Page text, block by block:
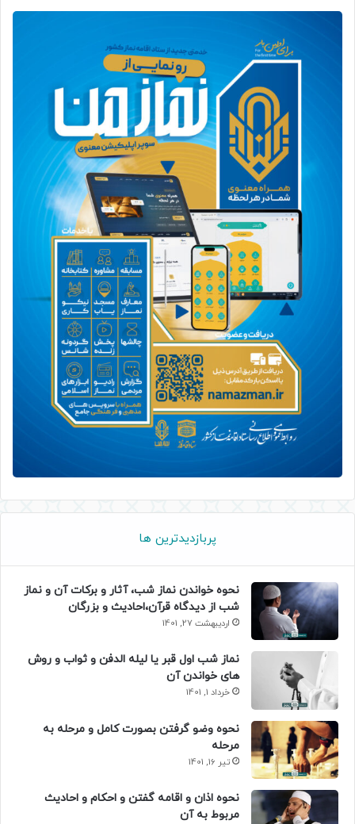
پربازدیدترین ها
نحوه خواندن نماز شب، آثار و برکات آن و نماز
شب از دیدگاه قرآن،احادیث و بزرگان
اردیبهشت 27, 1401
نماز شب اول قبر یا لیله الدفن و ثواب و روش
های خواندن آن
خرداد 1, 1401
نحوه وضو گرفتن بصورت کامل و مرحله به
مرحله
تیر 16, 1401
نحوه اذان و اقامه گفتن و احکام و احادیث
مربوط به آن